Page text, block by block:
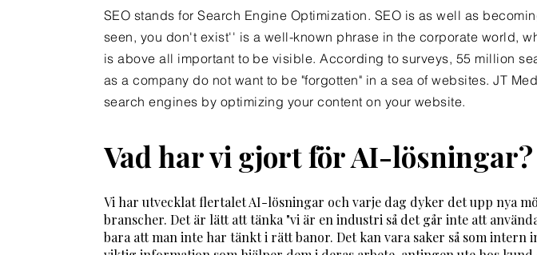
SEO stands for Search Engine Optimization. SEO isas well as
seen, you don't exist'' is a well-known phrase in the corporate world,
is above all important to be visible. According to surveys, 55 million
as a company do not want to be "forgotten" in a sea of websites. JT
search engines by optimizing your content on your website.
Vad har vi gjort för AI-lösningar?
Vi har utvecklat flertalet AI-lösningar och varje dag dyker det upp nya
branscher. Det är lätt att tänka "vi är en industri så det går inte att
bara att man inte har tänkt i rätt banor. Det kan vara saker så som